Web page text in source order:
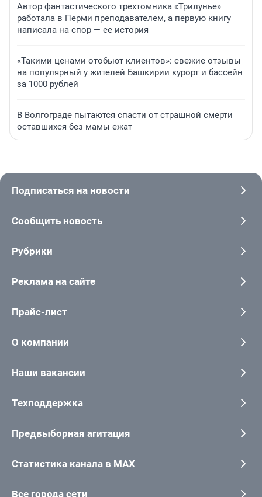
Автор фантастического трехтомника «Трилунье»
работала в Перми преподавателем, а первую книгу
написала на спор — ее история
«Такими ценами отобьют клиентов»: свежие отзывы
на популярный у жителей Башкирии курорт и бассейн
за 1000 рублей
В Волгограде пытаются спасти от страшной смерти
оставшихся без мамы ежат
Подписаться на новости
Сообщить новость
Рубрики
Реклама на сайте
Прайс-лист
О компании
Наши вакансии
Техподдержка
Предвыборная агитация
Статистика канала в MAX
Все города сети